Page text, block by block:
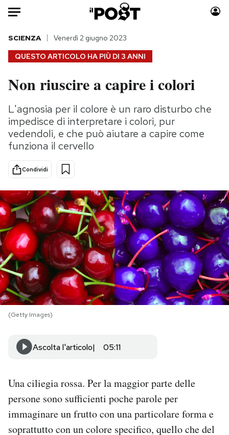
Auto
HOME
Italia
Politica
Tecnologia
Internet
Scienza
Cultura
Economia
Sport
Moda
Consumismi
Storie/Idee
Altrecose
Mondiali calcio 2026
PODCAST
NEWSLETTER
I MIEI PREFERITI
SHOP
CALENDARIO
AREA PERSONALE
QUESTO ARTICOLO HA PIÙ DI 3 ANNI
SCIENZA Venerdì 2 giugno 2023
Non riuscire a capire i colori
L'agnosia per il colore è un raro disturbo che
impedisce di interpretare i colori, pur
vedendoli, e che può aiutare a capire come
funziona il cervello
Condividi
(Getty Images)
Ascolta l'articolo 05:11
Una ciliegia rossa. Per la maggior parte delle
persone sono sufficienti poche parole per
immaginare un frutto con una particolare forma e
soprattutto con un colore specifico, quello che del